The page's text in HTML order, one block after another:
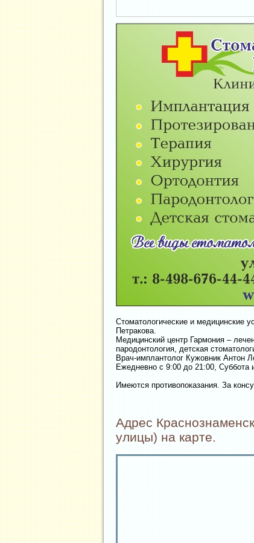
Стоматологические и медицинские
Петракова.
Медицинский центр Гармония –
пародонтология, детская
Врач-имплантолог Кужовник Антон
Ежедневно с 9:00 до 21:00, Суббота
Имеются противопоказания. За
Адрес
улицы) на карте.